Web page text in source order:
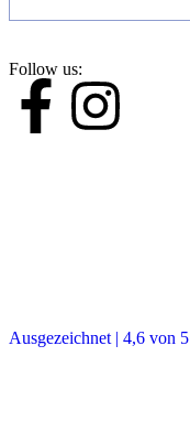
Follow us:
Ausgezeichnet | 4,6 von 5